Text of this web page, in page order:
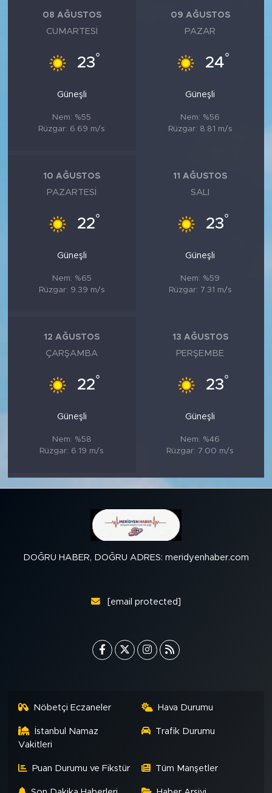
08 AĞUSTOS
CUMARTESI
23°
Güneşli
Nem: %55
Rüzgar: 6.69 m/s
09 AĞUSTOS
PAZAR
24°
Güneşli
Nem: %56
Rüzgar: 8.81 m/s
10 AĞUSTOS
PAZARTESI
22°
Güneşli
Nem: %65
Rüzgar: 9.39 m/s
11 AĞUSTOS
SALI
23°
Güneşli
Nem: %59
Rüzgar: 7.31 m/s
12 AĞUSTOS
ÇARŞAMBA
22°
Güneşli
Nem: %58
Rüzgar: 6.19 m/s
13 AĞUSTOS
PERŞEMBE
23°
Güneşli
Nem: %46
Rüzgar: 7.00 m/s
DOĞRU HABER, DOĞRU ADRES: meridyenhaber.com
[email protected]
Nöbetçi Eczaneler Hava Durumu
İstanbul Namaz
Vakitleri
Trafik Durumu
Puan Durumu ve Fikstür Tüm Manşetler
FOTO GALERİ
ALINTI YAZARLAR